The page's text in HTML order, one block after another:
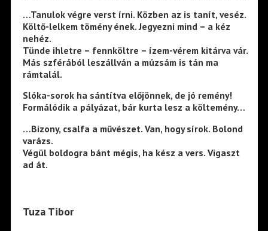
…Tanulok végre verst írni. Közben az is tanít, veséz.
Költő-lelkem tömény ének. Jegyezni mind – a kéz
nehéz.
Tünde ihletre – fennköltre – ízem-vérem kitárva vár.
Más szférából leszállván a múzsám is tán ma
rámtalál.
Slóka-sorok ha sántítva előjönnek, de jó remény!
Formálódik a pályázat, bár kurta lesz a költemény…
…Bizony, csalfa a művészet. Van, hogy sírok. Bolond
varázs.
Végül boldogra bánt mégis, ha kész a vers. Vigaszt
ad át.
Tuza Tibor